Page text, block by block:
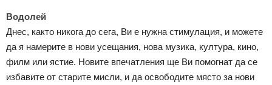
Водолей
Днес, както никога до сега, Ви е нужна стимулация, и можете
да я намерите в нови усещания, нова музика, култура, кино,
филм или ястие. Новите впечатления ще Ви помогнат да се
избавите от старите мисли, и да освободите място за нови